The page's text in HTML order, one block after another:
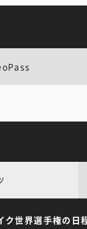
ク世界選手権の日